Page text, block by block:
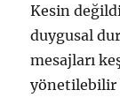
Kesin
duygusal
mesajları
yönetilebilir